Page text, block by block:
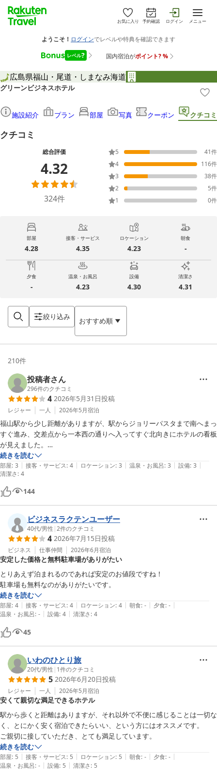
お気に入り 予約確認 ログイン メニュー
広島県福山・尾道・しまなみ海道
グリーンビジネスホテル
施設紹介 プラン 部屋 写真 クーポン クチコミ
クチコミ
総合評価
4.32
324件
5 41件
4
116件
3
38件
2
5件
1
0件
部屋
4.28
接客・サービス
4.35
ロケーション
4.23
朝食
-
夕食
-
温泉・お風呂
4.23
設備
4.30
清潔さ
4.31
絞り込み おすすめ順
210件
投稿者さん
296件のクチコミ
4 2026年5月31日投稿
レジャー 一人 2026年5月宿泊
福山駅から少し距離がありますが、駅からジョリーパスタまで南へまっ
すぐ進み、交差点から一本西の通りへ入ってすぐ北向きにホテルの看板
が見えました。
チェックインの際にはフロントの方から丁寧に門限等の各種案内を受
け、事前のリクエストにも可能な形での対応をしていただきました。
宿泊費用高騰の折に土曜日でも良心的な料金で利用できて助かりまし
た。
お世話になりました。
続きを読む
部屋: 3 | 接客・サービス: 4 | ロケーション: 3 | 温泉・お風呂: 3 | 設備: 3 |
清潔さ: 4
144
ビジネスラクテンユーザー
40代/男性 |2件のクチコミ
4 2026年7月15日投稿
ビジネス 仕事仲間 2026年6月宿泊
安定した価格と無料駐車場がありがたい
とりあえず泊まれるのであれば安定のお値段ですね！
駐車場も無料なのがありがたいです。
続きを読む
部屋: 4 | 接客・サービス: 4 | ロケーション: 4 | 朝食: - | 夕食: - |
温泉・お風呂: - | 設備: 4 | 清潔さ: 4
45
いわのひとり旅
20代/男性 | 1件のクチコミ
5 2026年6月20日投稿
レジャー 一人 2026年5月宿泊
安くて親切な満足できるホテル
駅から歩くと距離はありますが、それ以外で不便に感じることは一切な
く、とにかく安く宿泊できたらいい、という方にはオススメです。
続きを読む
部屋: 5 | 接客・サービス: 5 | ロケーション: 5 | 朝食: - | 夕食: - |
温泉・お風呂: - | 設備: 5 | 清潔さ: 5